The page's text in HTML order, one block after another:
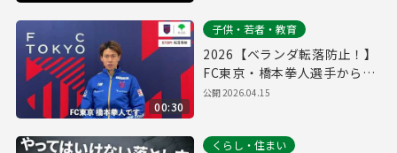
00:30
子供・若者・教育
2026【ベランダ転落防止！】
FC東京・橋本拳人選手からの
メッセージ
公開2026.04.15
くらし・住まい